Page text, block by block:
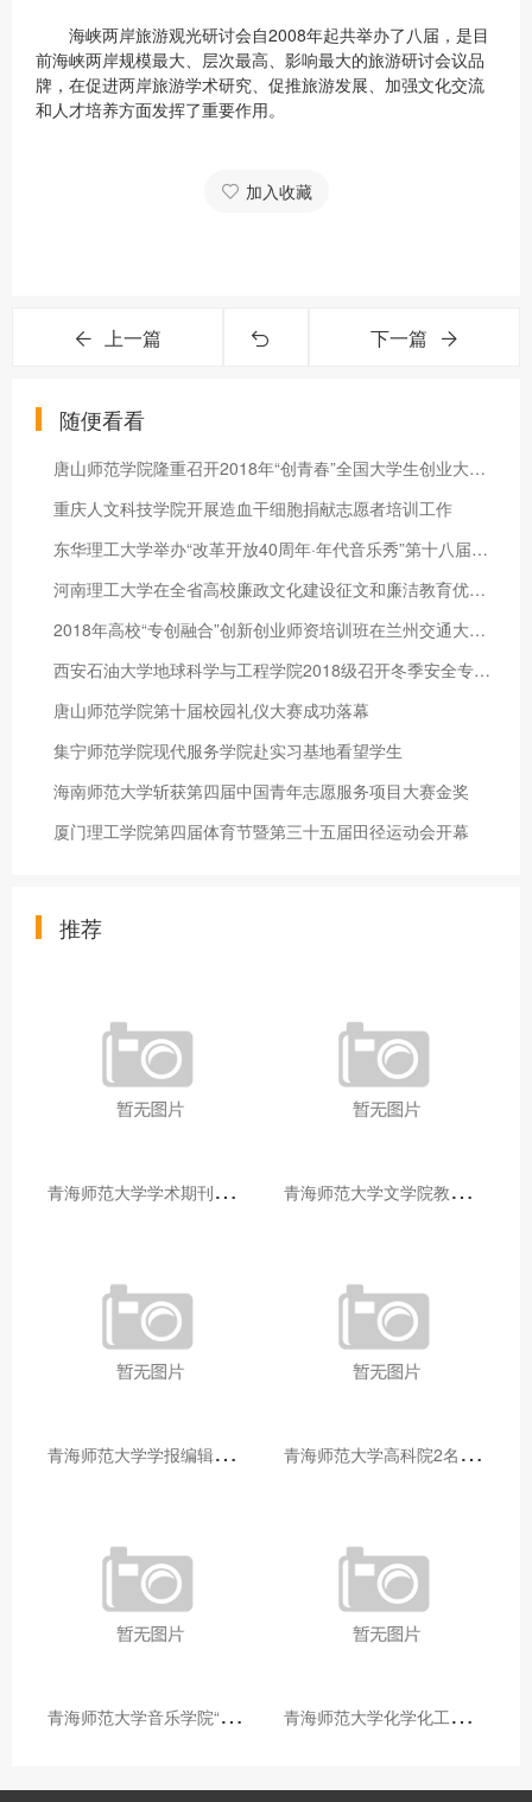
海峡两岸旅游观光研讨会自2008年起共举办了八届，是目
前海峡两岸规模最大、层次最高、影响最大的旅游研讨会议品
牌，在促进两岸旅游学术研究、促推旅游发展、加强文化交流
和人才培养方面发挥了重要作用。
加入收藏
上一篇 下一篇
随便看看
唐山师范学院隆重召开2018年“创青春”全国大学生创业大赛总结表
重庆人文科技学院开展造血干细胞捐献志愿者培训工作
东华理工大学举办“改革开放40周年·年代音乐秀”第十八届校园十
河南理工大学在全省高校廉政文化建设征文和廉洁教育优秀案例征集
2018年高校“专创融合”创新创业师资培训班在兰州交通大学举办
西安石油大学地球科学与工程学院2018级召开冬季安全专题教育大会
唐山师范学院第十届校园礼仪大赛成功落幕
集宁师范学院现代服务学院赴实习基地看望学生
海南师范大学斩获第四届中国青年志愿服务项目大赛金奖
厦门理工学院第四届体育节暨第三十五届田径运动会开幕
推荐
青
海师范大学学术期刊两个专栏入选2025年青海省期刊重点专栏 青
海师范大学文学院教师赴山东省相关高校和学术机构交流学习
青
海师范大学学报编辑部赴大通县城关镇上毛佰胜村开展帮扶慰问活动 青
海师范大学高科院2名专家当选中国科学院院士
青
海师范大学音乐学院“青舞华章”本科舞蹈专业中期汇报圆满落幕 青
海师范大学化学化工学院开展铸牢中华民族共同体意识大讲堂活动